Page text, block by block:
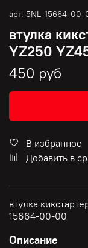
арт. 5NL-15664-00-
втулка
YZ250
450 руб
В избранное
Добавить в
втулка
15664-00-00
Описание